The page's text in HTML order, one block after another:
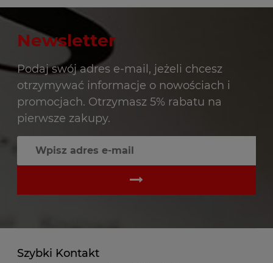
Newsletter
Podaj swój adres e-mail, jeżeli chcesz
otrzymywać informacje o nowościach i
promocjach. Otrzymasz 5% rabatu na
pierwsze zakupy.
Szybki Kontakt